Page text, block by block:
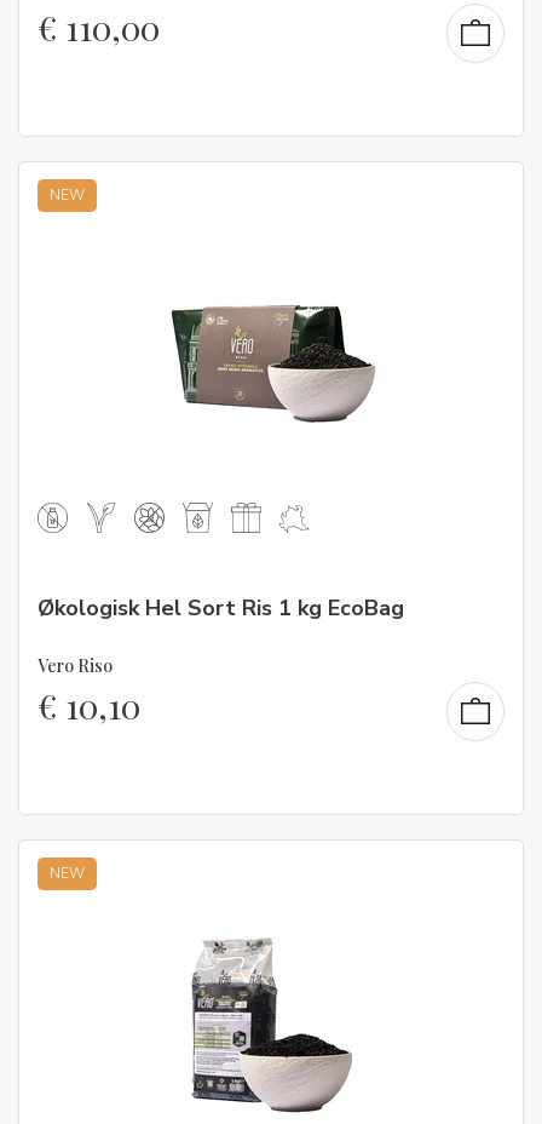
€ 110,00
NEW
Økologisk Hel Sort Ris 1 kg EcoBag
Vero Riso
€ 10,10
NEW